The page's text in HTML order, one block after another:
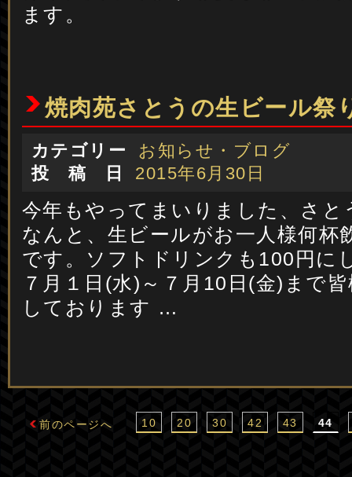
ます。
焼肉苑さとうの生ビール祭
カテゴリー
お知らせ・ブログ
投 稿 日
2015年6月30日
今年もやってまいりました、さと
なんと、生ビールがお一人様何杯
です。ソフトドリンクも100円に
７月１日(水)～７月10日(金)まで
しております …
前のページへ 10 20 30 42 43 44